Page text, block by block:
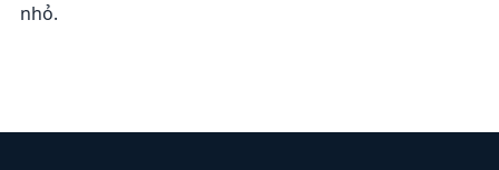
nhỏ.